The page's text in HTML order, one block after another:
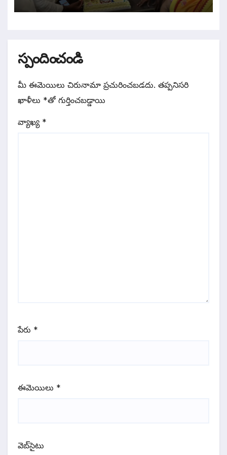
స్పందించండి
మీ ఈమెయిలు చిరునామా ప్రచురించబడదు. తప్పనిసరి
ఖాళీలు *‌తో గుర్తించబడ్డాయి
వ్యాఖ్య *
పేరు *
ఈమెయిలు *
వెబ్‌సైటు